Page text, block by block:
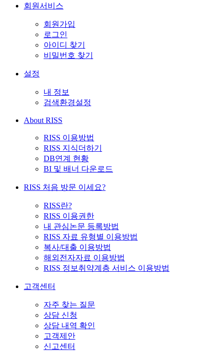
회원서비스
회원가입
로그인
아이디 찾기
비밀번호 찾기
설정
내 정보
검색환경설정
About RISS
RISS 이용방법
RISS 지식더하기
DB연계 현황
BI 및 배너 다운로드
RISS 처음 방문 이세요?
RISS란?
RISS 이용권한
내 관심논문 등록방법
RISS 자료 유형별 이용방법
복사/대출 이용방법
해외전자자료 이용방법
RISS 정보취약계층 서비스 이용방법
고객센터
자주 찾는 질문
상담 신청
상담 내역 확인
고객제안
신고센터